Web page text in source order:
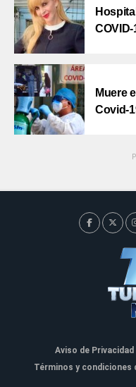
Muere
Covid-
Aviso de Privacidad
Términos y condiciones